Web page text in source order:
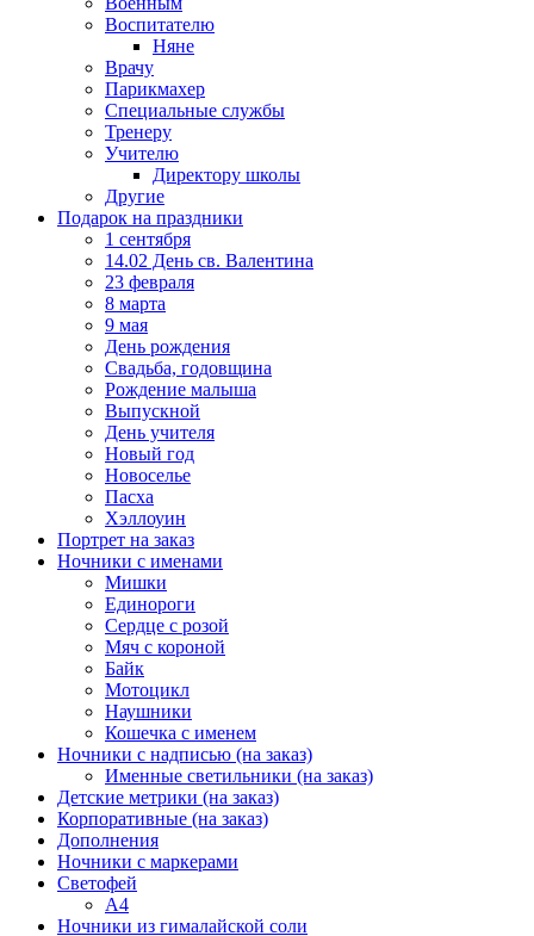
Воспитателю
Няне
Врачу
Парикмахер
Специальные службы
Тренеру
Учителю
Директору школы
Другие
Подарок на праздники
1 сентября
14.02 День св. Валентина
23 февраля
8 марта
9 мая
День рождения
Свадьба, годовщина
Рождение малыша
Выпускной
День учителя
Новый год
Новоселье
Пасха
Хэллоуин
Портрет на заказ
Ночники с именами
Мишки
Единороги
Сердце с розой
Мяч с короной
Байк
Мотоцикл
Наушники
Кошечка с именем
Ночники с надписью (на заказ)
Именные светильники (на заказ)
Детские метрики (на заказ)
Корпоративные (на заказ)
Дополнения
Ночники с маркерами
Светофей
А4
Ночники из гималайской соли